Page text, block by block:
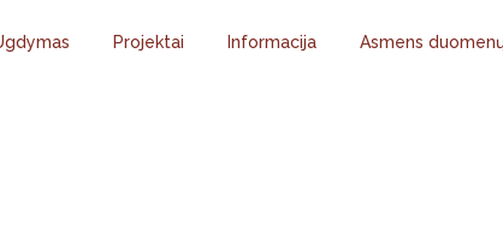
Projektai Informacija Asmens
FUTBOLO